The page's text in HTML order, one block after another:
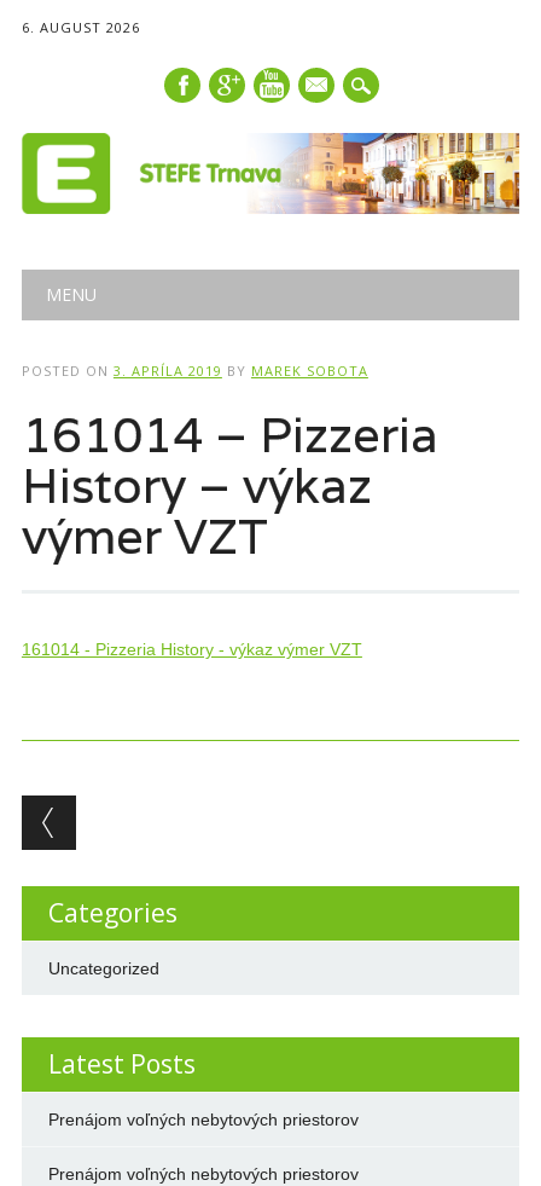
6. AUGUST 2026
mail
Main menu
MENU
POSTED ON 3. APRÍLA 2019 BY MAREK SOBOTA
161014 – Pizzeria
History – výkaz
výmer VZT
161014 - Pizzeria History - výkaz výmer VZT
Post navigation
Categories
Uncategorized
Latest Posts
Prenájom voľných nebytových priestorov
Prenájom voľných nebytových priestorov